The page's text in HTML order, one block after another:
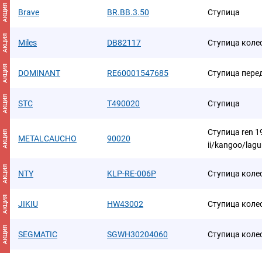
АКЦИЯ Brave BR.BB.3.50 Ступица
АКЦИЯ Miles DB82117 Ступица
АКЦИЯ DOMINANT RE60001547685 Ступица
АКЦИЯ STC T490020 Ступица
АКЦИЯ METALCAUCHO 90020
Ступица ren
ii/kangoo/
АКЦИЯ NTY KLP-RE-006P Ступица
АКЦИЯ JIKIU HW43002 Ступица
АКЦИЯ SEGMATIC SGWH30204060 Ступица